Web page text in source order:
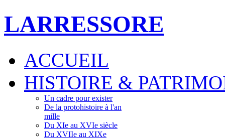
LARRESSORE
ACCUEIL
HISTOIRE &
Un cadre pour exister
De la protohistoire à l'an
mille
Du XIe au XVIe siècle
Du XVIIe au XIXe